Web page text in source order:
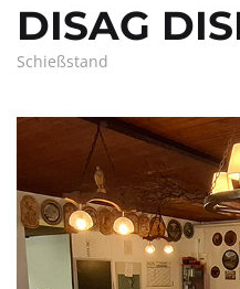
DISAG
Schießstand